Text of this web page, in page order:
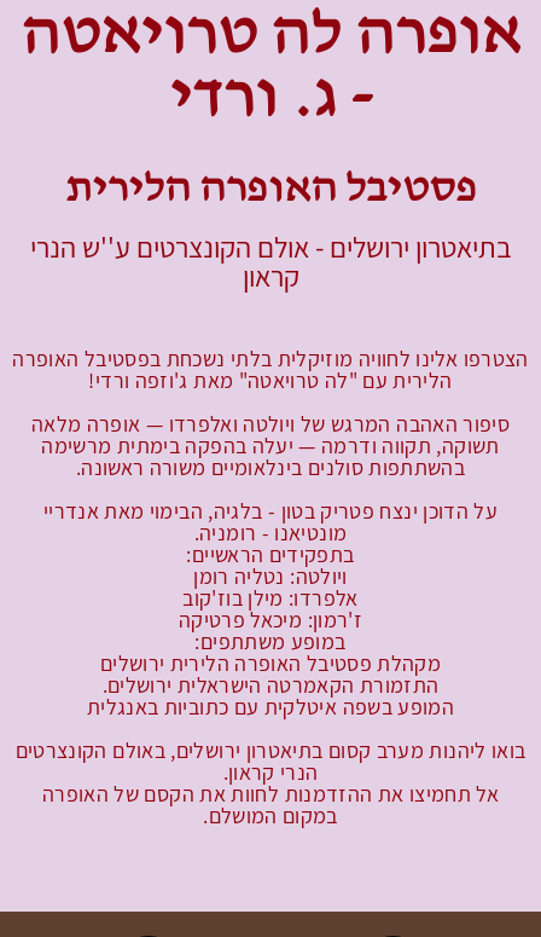
אופרה לה טרויאטה
- ג. ורדי
פסטיבל האופרה הלירית
בתיאטרון ירושלים - אולם הקונצרטים ע''ש הנרי
קראון
הצטרפו אלינו לחוויה מוזיקלית בלתי נשכחת בפסטיבל האופרה
הלירית עם "לה טרויאטה" מאת ג'וזפה ורדי!
סיפור האהבה המרגש של ויולטה ואלפרדו — אופרה מלאה
תשוקה, תקווה ודרמה — יעלה בהפקה בימתית מרשימה
בהשתתפות סולנים בינלאומיים משורה ראשונה.
על הדוכן ינצח פטריק בטון - בלגיה, הבימוי מאת אנדריי
מונטיאנו - רומניה.
בתפקידים הראשיים:
ויולטה: נטליה רומן
אלפרדו: מילן בוז'קוב
ז'רמון: מיכאל פרטיקה
במופע משתתפים:
מקהלת פסטיבל האופרה הלירית ירושלים
התזמורת הקאמרטה הישראלית ירושלים.
המופע בשפה איטלקית עם כתוביות באנגלית
בואו ליהנות מערב קסום בתיאטרון ירושלים, באולם הקונצרטים
הנרי קראון.
אל תחמיצו את ההזדמנות לחוות את הקסם של האופרה
במקום המושלם.